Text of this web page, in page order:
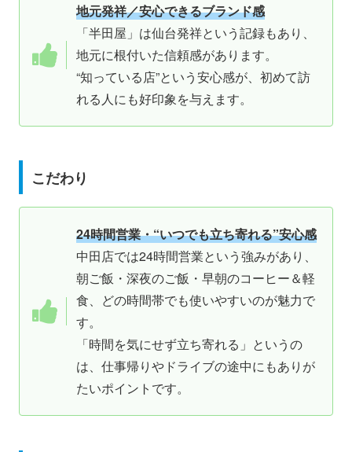
地元発祥／安心できるブランド感
「半田屋」は仙台発祥という記録もあり、
地元に根付いた信頼感があります。
“知っている店”という安心感が、初めて訪
れる人にも好印象を与えます。
こだわり
24時間営業・“いつでも立ち寄れる”安心感
中田店では24時間営業という強みがあり、
朝ご飯・深夜のご飯・早朝のコーヒー＆軽
食、どの時間帯でも使いやすいのが魅力で
す。
「時間を気にせず立ち寄れる」というの
は、仕事帰りやドライブの途中にもありが
たいポイントです。